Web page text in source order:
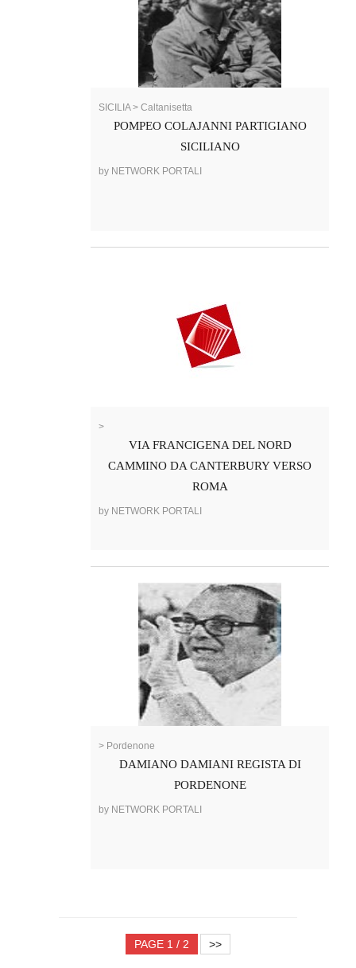
SICILIA > Caltanisetta
POMPEO COLAJANNI PARTIGIANO
SICILIANO
by NETWORK PORTALI
>
VIA FRANCIGENA DEL NORD
CAMMINO DA CANTERBURY VERSO
ROMA
by NETWORK PORTALI
> Pordenone
DAMIANO DAMIANI REGISTA DI
PORDENONE
by NETWORK PORTALI
PAGE 1 / 2 >>